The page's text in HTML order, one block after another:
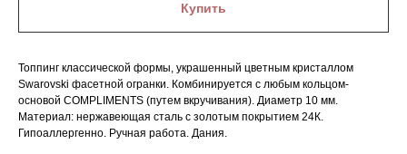
Купить
Топпинг классической формы, украшенный цветным кристаллом
Swarovski фасетной огранки. Комбинируется с любым кольцом-
основой COMPLIMENTS (путем вкручивания). Диаметр 10 мм.
Материал: нержавеющая сталь с золотым покрытием 24К.
Гипоаллергенно. Ручная работа. Дания.